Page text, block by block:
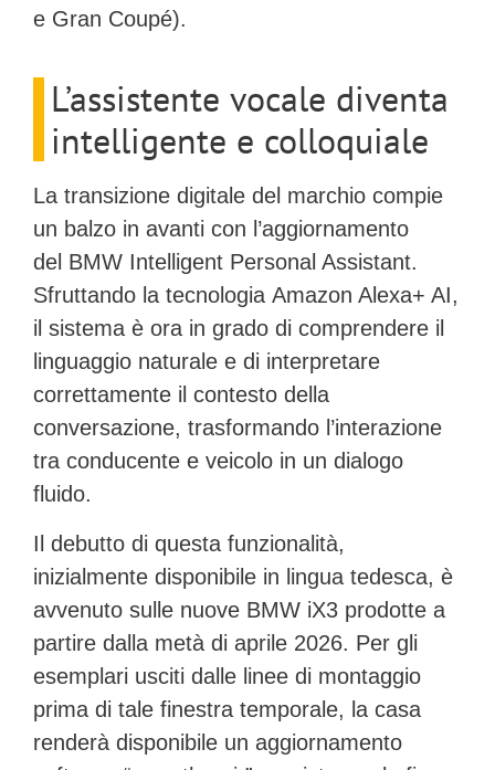
e Gran Coupé).
L’assistente vocale diventa
intelligente e colloquiale
La transizione digitale del marchio compie
un balzo in avanti con l’aggiornamento
del BMW Intelligent Personal Assistant.
Sfruttando la tecnologia Amazon Alexa+ AI,
il sistema è ora in grado di comprendere il
linguaggio naturale e di interpretare
correttamente il contesto della
conversazione, trasformando l’interazione
tra conducente e veicolo in un dialogo
fluido.
Il debutto di questa funzionalità,
inizialmente disponibile in lingua tedesca, è
avvenuto sulle nuove BMW iX3 prodotte a
partire dalla metà di aprile 2026. Per gli
esemplari usciti dalle linee di montaggio
prima di tale finestra temporale, la casa
renderà disponibile un aggiornamento